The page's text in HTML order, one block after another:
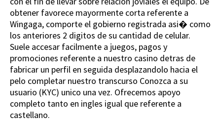
obtener favorece mayormente corta referente a
Wingaga, comporte el gobierno registrada asi� como
los anteriores 2 digitos de su cantidad de celular.
Suele accesar facilmente a juegos, pagos y
promociones referente a nuestro casino detras de
fabricar un perfil en seguida desplazandolo hacia el
pelo completar nuestro transcurso Conozca a su
usuario (KYC) unico una vez. Ofrecemos apoyo
completo tanto en ingles igual que referente a
castellano.